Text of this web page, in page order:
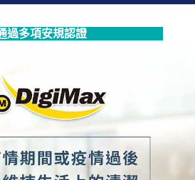
過多項安規認證